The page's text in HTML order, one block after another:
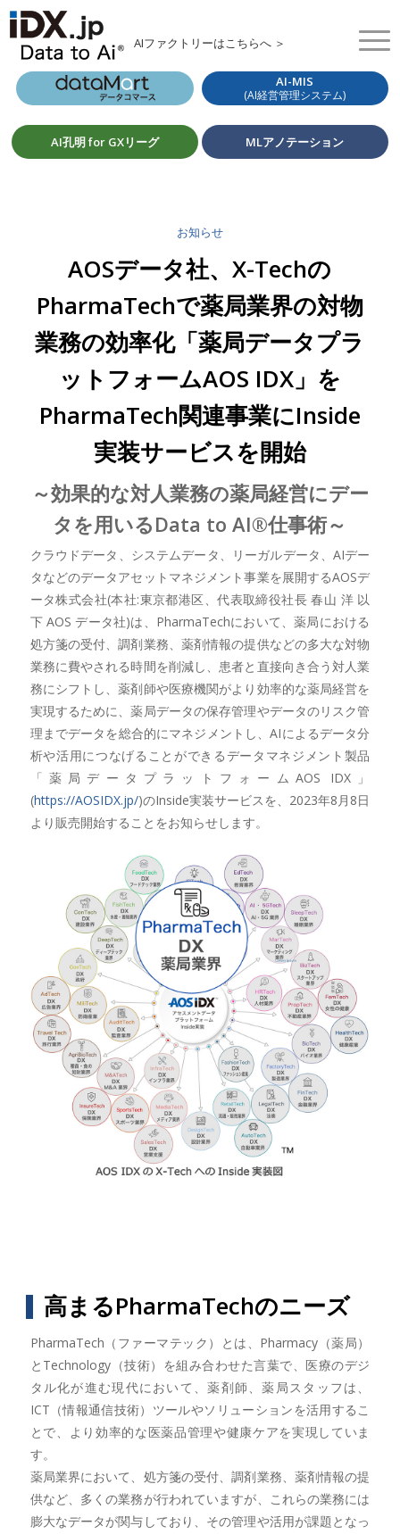
AIファクトリーはこちらへ ＞
AI-MIS
(AI経営管理システム)
AI孔明 for GXリーグ MLアノテーション
お知らせ
AOSデータ社、X-Techの
PharmaTechで薬局業界の対物
業務の効率化「薬局データプラ
ットフォームAOS IDX」を
PharmaTech関連事業にInside
実装サービスを開始
～効果的な対人業務の薬局経営にデー
タを用いるData to AI®仕事術～
クラウドデータ、システムデータ、リーガルデータ、AIデー
タなどのデータアセットマネジメント事業を展開するAOSデ
ータ株式会社(本社:東京都港区、代表取締役社長 春山 洋 以
下 AOS データ社)は、PharmaTechにおいて、薬局における
処方箋の受付、調剤業務、薬剤情報の提供などの多大な対物
業務に費やされる時間を削減し、患者と直接向き合う対人業
務にシフトし、薬剤師や医療機関がより効率的な薬局経営を
実現するために、薬局データの保存管理やデータのリスク管
理までデータを総合的にマネジメントし、AIによるデータ分
析や活用につなげることができるデータマネジメント製品
「薬局データプラットフォームAOS IDX」
(https://AOSIDX.jp/)のInside実装サービスを、2023年8月8日
より販売開始することをお知らせします。
高まるPharmaTechのニーズ
PharmaTech（ファーマテック）とは、Pharmacy（薬局）
とTechnology（技術）を組み合わせた言葉で、医療のデジ
タル化が進む現代において、薬剤師、薬局スタッフは、
ICT（情報通信技術）ツールやソリューションを活用するこ
とで、より効率的な医薬品管理や健康ケアを実現していま
す。
薬局業界において、処方箋の受付、調剤業務、薬剤情報の提
供など、多くの業務が行われていますが、これらの業務には
膨大なデータが関与しており、その管理や活用が課題となっ